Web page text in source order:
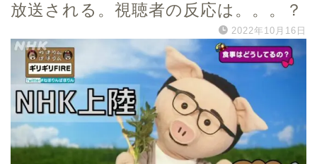
放送される。視聴者の反応は。。。？
2022年10月16日